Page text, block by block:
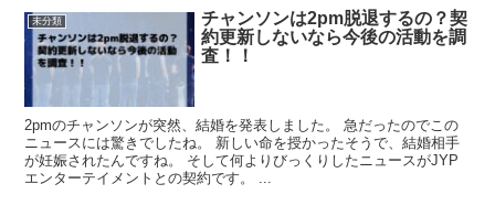
未分類
チャンソンは2pm脱退するの？契
約更新しないなら今後の活動を調
査！！
2pmのチャンソンが突然、結婚を発表しました。 急だったのでこの
ニュースには驚きでしたね。 新しい命を授かったそうで、結婚相手
が妊娠されたんですね。 そして何よりびっくりしたニュースがJYP
エンターテイメントとの契約です。 ...